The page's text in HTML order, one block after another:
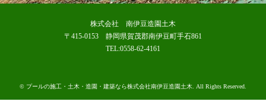
株式会社 南伊豆造園土木
〒415-0153 静岡県賀茂郡南伊豆町手石861
TEL:0558-62-4161
© プールの施工・土木・造園・建築なら株式会社南伊豆造園土木. All Rights Reserved.